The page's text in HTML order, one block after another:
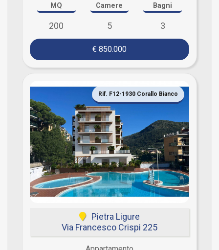
MQ
200
Camere
5
Bagni
3
€ 850.000
Rif. F12-1930 Corallo Bianco
Pietra Ligure
Via Francesco Crispi 225